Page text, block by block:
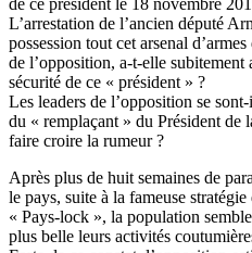
L’arrestation de l’ancien député
possession tout cet arsenal
de l’opposition, a-t-elle subitement
sécurité de ce « président » ?
Les leaders de l’opposition se
du « remplaçant » du Président de
faire croire la rumeur ?
Après plus de huit semaines de
le pays, suite à la fameuse
« Pays-lock », la population
plus belle leurs activités